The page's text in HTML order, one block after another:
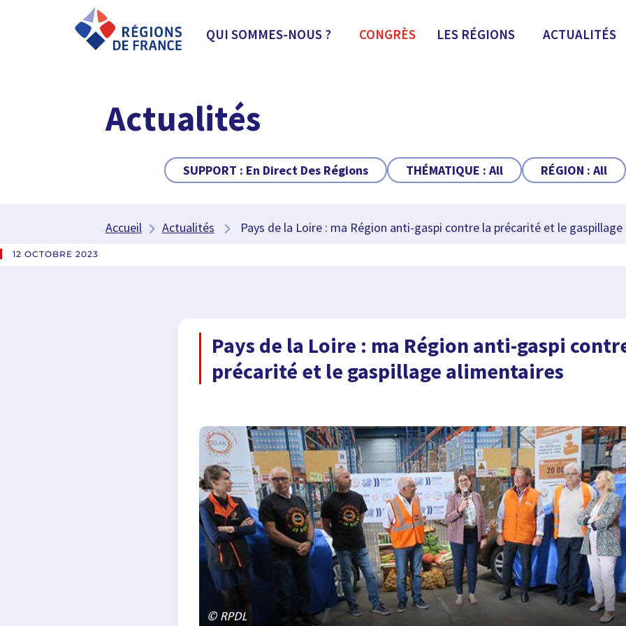
QUI SOMMES-NOUS ? CONGRÈS LES RÉGIONS ACTUALITÉS
Actualités
SUPPORT : En Direct Des Régions THÉMATIQUE : All RÉGION : All
Accueil Actualités Pays de la Loire : ma Région anti-gaspi contre la précarité et le
12 OCTOBRE 2023
Pays de la Loire : ma Région anti-gaspi
précarité et le gaspillage alimentaires